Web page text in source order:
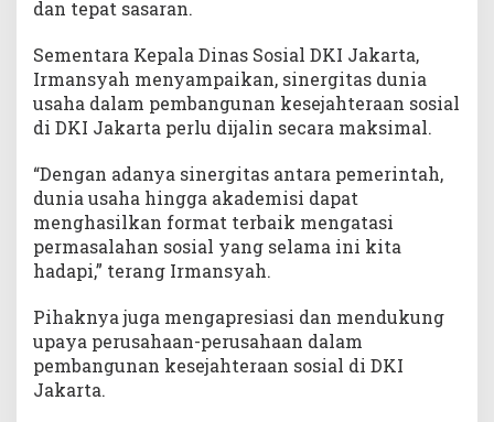
dan tepat sasaran.
Sementara Kepala Dinas Sosial DKI Jakarta,
Irmansyah menyampaikan, sinergitas dunia
usaha dalam pembangunan kesejahteraan sosial
di DKI Jakarta perlu dijalin secara maksimal.
“Dengan adanya sinergitas antara pemerintah,
dunia usaha hingga akademisi dapat
menghasilkan format terbaik mengatasi
permasalahan sosial yang selama ini kita
hadapi,” terang Irmansyah.
Pihaknya juga mengapresiasi dan mendukung
upaya perusahaan-perusahaan dalam
pembangunan kesejahteraan sosial di DKI
Jakarta.